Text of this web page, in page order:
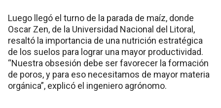
Luego llegó el turno de la parada de maíz, donde
Oscar Zen, de la Universidad Nacional del Litoral,
resaltó la importancia de una nutrición estratégica
de los suelos para lograr una mayor productividad.
“Nuestra obsesión debe ser favorecer la formación
de poros, y para eso necesitamos de mayor materia
orgánica”, explicó el ingeniero agrónomo.